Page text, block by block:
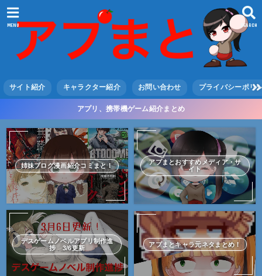
SEARCH
MENU
サイト紹介 キャラクター紹介 お問い合わせ プライバシーポリ
アプリ、携帯機ゲーム紹介まとめ
姉妹ブログ漫画紹介コミまと！
アプまとおすすめメディア・サ
イト
デスゲームノベルアプリ制作進
捗 3/6更新
アプまとキャラ元ネタまとめ！